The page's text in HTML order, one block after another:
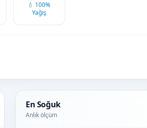
💧 100%
Yağış
En Soğuk
Anlık ölçüm